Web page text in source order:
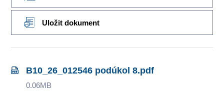
Uložit dokument
B10_26_012546 podúkol 8.pdf
0.06MB